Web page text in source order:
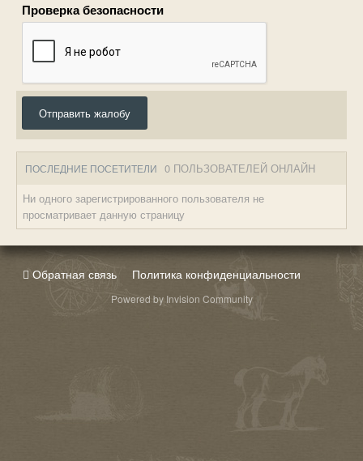
Проверка безопасности
Отправить жалобу
ПОСЛЕДНИЕ ПОСЕТИТЕЛИ 0 ПОЛЬЗОВАТЕЛЕЙ ОНЛАЙН
Ни одного зарегистрированного пользователя не
просматривает данную страницу
Обратная связь Политика конфиденциальности
Powered by Invision Community